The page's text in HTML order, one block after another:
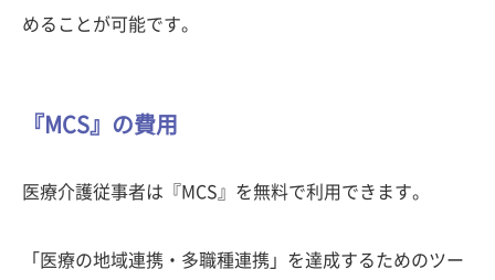
めることが可能です。
『MCS』の費用
医療介護従事者は『MCS』を無料で利用できます。
「医療の地域連携・多職種連携」を達成するためのツー